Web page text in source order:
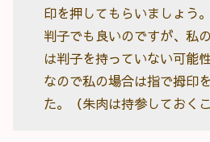
印を押してもらいましょう。
判子でも良いのですが、私
は判子を持っていない可能
なので私の場合は指で拇印
た。（朱肉は持参しておくこ